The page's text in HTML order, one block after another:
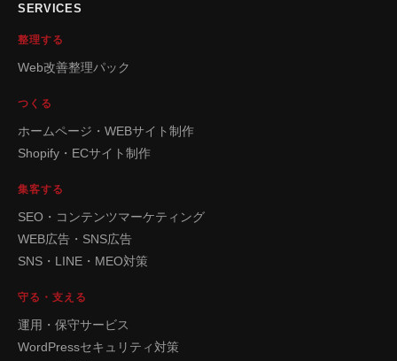
SERVICES
整理する
Web改善整理パック
つくる
ホームページ・WEBサイト制作
Shopify・ECサイト制作
集客する
SEO・コンテンツマーケティング
WEB広告・SNS広告
SNS・LINE・MEO対策
守る・支える
運用・保守サービス
WordPressセキュリティ対策